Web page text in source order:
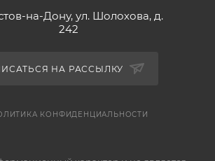
на-Дону, ул. Шолохова, д.
242
НА РАССЫЛКУ
КОНФИДЕНЦИАЛЬНОСТИ